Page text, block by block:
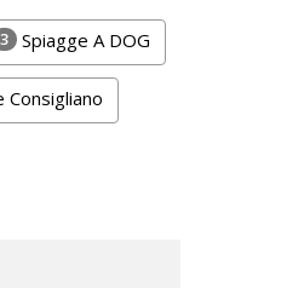
3 Spiagge A DOG